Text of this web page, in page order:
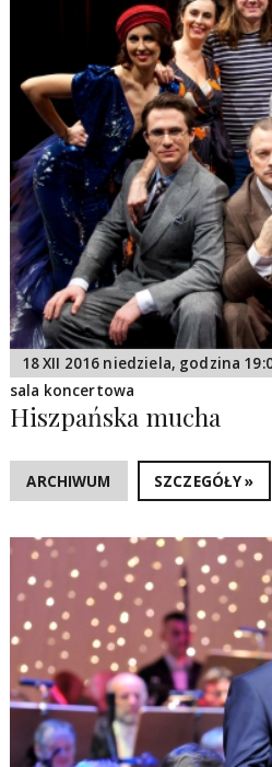
18 XII 2016 niedziela, godzina
sala koncertowa
Hiszpańska mucha
ARCHIWUM SZCZEGÓŁY »